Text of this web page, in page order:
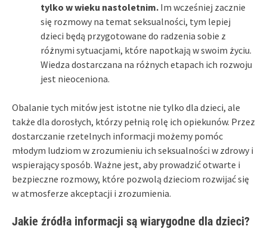
tylko w wieku nastoletnim. Im wcześniej zacznie
się rozmowy na temat seksualności, tym lepiej
dzieci będą przygotowane do radzenia sobie z
różnymi sytuacjami, które napotkają w swoim życiu.
Wiedza dostarczana na różnych etapach ich rozwoju
jest nieoceniona.
Obalanie tych mitów jest istotne nie tylko dla dzieci, ale
także dla dorosłych, którzy pełnią rolę ich opiekunów. Przez
dostarczanie rzetelnych informacji możemy pomóc
młodym ludziom w zrozumieniu ich seksualności w zdrowy i
wspierający sposób. Ważne jest, aby prowadzić otwarte i
bezpieczne rozmowy, które pozwolą dzieciom rozwijać się
w atmosferze akceptacji i zrozumienia.
Jakie źródła informacji są wiarygodne dla dzieci?